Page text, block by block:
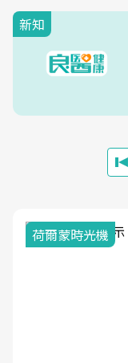
新知
荷爾蒙時光機